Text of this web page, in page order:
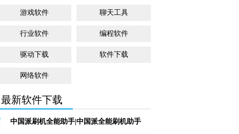
游戏软件 聊天工具
行业软件 编程软件
驱动下载 软件下载
网络软件
最新软件下载
中国派刷机全能助手|中国派全能刷机助手